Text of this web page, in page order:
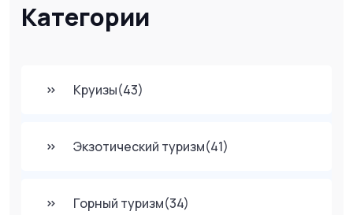
Категории
Круизы(43)
Экзотический туризм(41)
Горный туризм(34)